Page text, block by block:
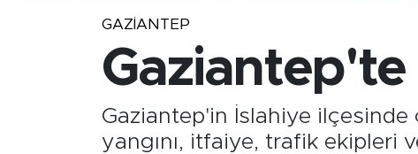
GAZIANTEP
Gaziantep'te
Gaziantep'in İslahiye ilçesinde
yangını, itfaiye, trafik ekipleri
Son Dakika Haberleri